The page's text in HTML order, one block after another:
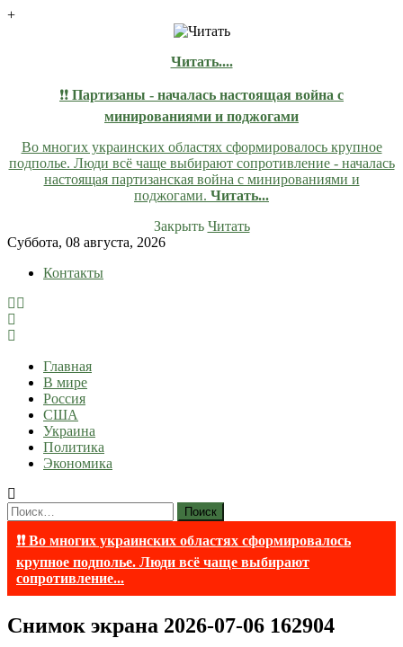
+
Читать....
❗❗ Партизаны - началась настоящая война с
минированиями и поджогами
Во многих украинских областях сформировалось крупное
подполье. Люди всё чаще выбирают сопротивление - началась
настоящая партизанская война с минированиями и
поджогами. Читать...
Закрыть Читать
Skip
content
Суббота, 08 августа, 2026
Контакты
lentaruss
lentaruss — Новости
Главная
В мире
Россия
США
Украина
Политика
Экономика
Найти:
❗❗ Во многих украинских областях сформировалось
крупное подполье. Люди всё чаще выбирают
сопротивление...
Снимок экрана 2026-07-06 162904